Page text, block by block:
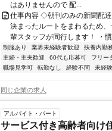
はありませんので 配...
仕事内容 ◇朝刊のみの新聞配
決まったルートをまわるため
輩スタッフが同行します！ ・
制服あり 業界未経験者歓迎 扶養内勤
主婦・主夫歓迎
60代も応募可 フリー
職場見学可
転勤なし 経験不問 未経
同じ企業の求人
アルバイト・パート
サービス付き高齢者向け